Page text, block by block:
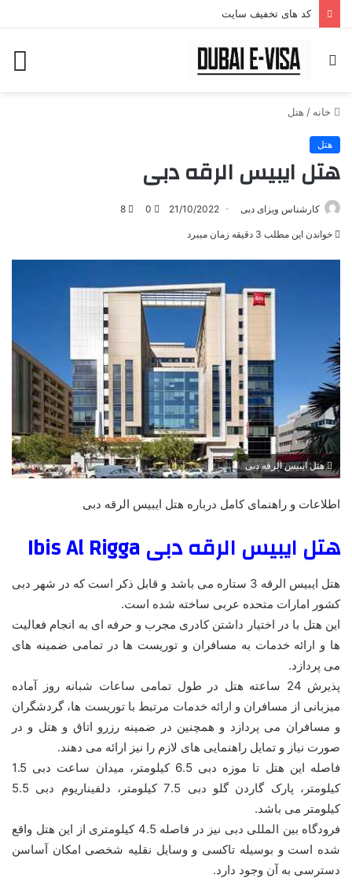
کد های تخفیف سایت
جستجو
خانه / هتل
هتل
هتل ایبیس الرقه دبی
کارشناس ویزای دبی 21/10/2022
0
8
خواندن این مطلب 3 دقیقه زمان میبرد
هتل ایبیس الرقه دبی
اطلاعات و راهنمای کامل درباره هتل ایبیس الرقه دبی
هتل ایبیس الرقه دبی Ibis Al Rigga
هتل ایبیس الرقه 3 ستاره می باشد و قابل ذکر است که در شهر دبی
کشور امارات متحده عربی ساخته شده است.
این هتل با در اختیار داشتن کادری مجرب و حرفه ای به انجام فعالیت
ها و ارائه خدمات به مسافران و توریست ها در تمامی ضمینه های
می پردازد.
پذیرش 24 ساعته هتل در طول تمامی ساعات شبانه روز آماده
میزبانی از مسافران و ارائه خدمات مرتبط با توریست ها، گردشگران
و مسافران می پردازد و همچنین در ضمینه رزرو اتاق و هتل و در
صورت نیاز و تمایل راهنمایی های لازم را نیز ارائه می دهند.
فاصله این هتل تا موزه دبی 6.5 کیلومتر، میدان ساعت دبی 1.5
کیلومتر، پارک گاردن گلو دبی 7.5 کیلومتر، دلفیناریوم دبی 5.5
کیلومتر می باشد.
فرودگاه بین المللی دبی نیز در فاصله 4.5 کیلومتری از این هتل واقع
شده است و بوسیله تاکسی و وسایل نقلیه شخصی امکان آساسن
دسترسی به آن وجود دارد.